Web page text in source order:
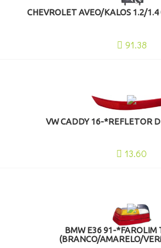
CHEVROLET AVEO/KALOS 1.2/
91.38
VW CADDY 16-*REFLETOR
13.60
BMW E36 91-*FAROLIM
(BRANCO/AMARELO/